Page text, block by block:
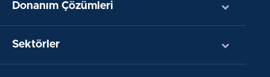
Donanım Çözümleri
Sektörler